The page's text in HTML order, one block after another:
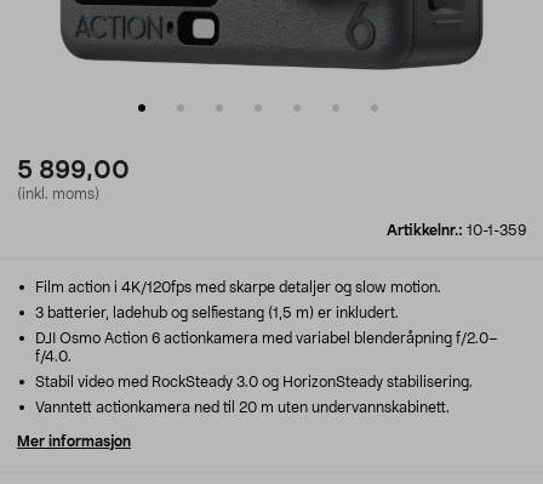
5 899,00
(inkl. moms)
Artikkelnr.: 10-1-359
Film action i 4K/120fps med skarpe detaljer og slow motion.
3 batterier, ladehub og selfiestang (1,5 m) er inkludert.
DJI Osmo Action 6 actionkamera med variabel blenderåpning f/2.0–
f/4.0.
Stabil video med RockSteady 3.0 og HorizonSteady stabilisering.
Vanntett actionkamera ned til 20 m uten undervannskabinett.
Mer informasjon